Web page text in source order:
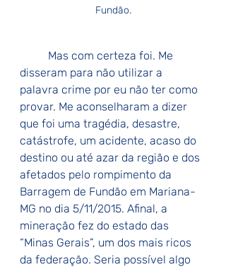
Fundão.
Mas com certeza foi. Me
disseram para não utilizar a
palavra crime por eu não ter como
provar. Me aconselharam a dizer
que foi uma tragédia, desastre,
catástrofe, um acidente, acaso do
destino ou até azar da região e dos
afetados pelo rompimento da
Barragem de Fundão em Mariana-
MG no dia 5/11/2015. Afinal, a
mineração fez do estado das
“Minas Gerais”, um dos mais ricos
da federação. Seria possível algo